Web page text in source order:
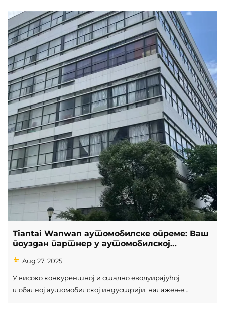
Tiantai Wanwan аутомобилске опреме: Ваш
поуздан партнер у аутомобилској
Aug 27, 2025
У високо конкурентној и стално еволуирајућој
глобалној аутомобилској индустрији, налажење